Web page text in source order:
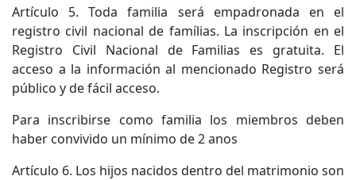
Artículo 5. Toda familia será empadronada en el
registro civil nacional de famílias. La inscripción en el
Registro Civil Nacional de Familias es gratuita. El
acceso a la información al mencionado Registro será
público y de fácil acceso.
Para inscribirse como familia los miembros deben
haber convivido un mínimo de 2 anos
Artículo 6. Los hijos nacidos dentro del matrimonio son